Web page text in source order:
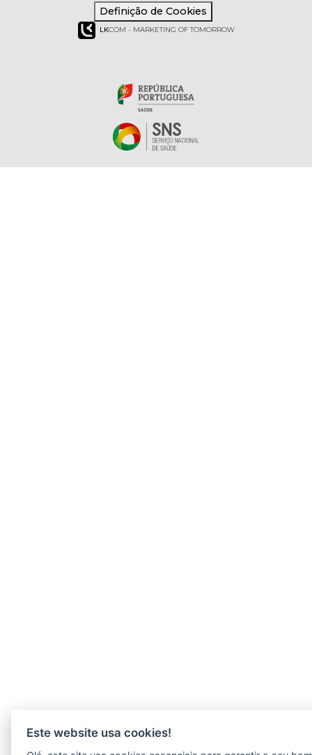
Definição de Cookies
LKCOM - MARKETING OF TOMORROW
Este website usa cookies!